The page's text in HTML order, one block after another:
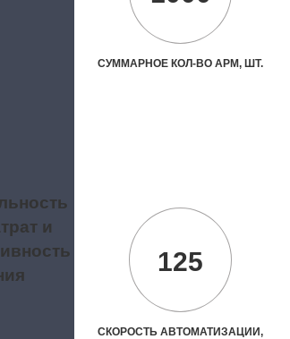
СУММАРНОЕ КОЛ-ВО АРМ, ШТ.
и
125
СКОРОСТЬ АВТОМАТИЗАЦИИ,